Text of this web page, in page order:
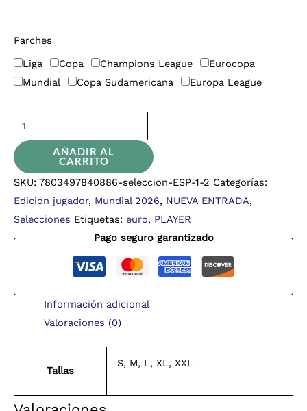
Parches
Liga
Copa Champions League
Eurocopa
Mundial
Copa Sudamericana Europa League
AÑADIR AL
CARRITO
SKU: 7803497840886-seleccion-ESP-1-2 Categorías:
Edición jugador, Mundial 2026, NUEVA ENTRADA,
Selecciones Etiquetas: euro, PLAYER
Pago seguro garantizado
Información adicional
Valoraciones (0)
Tallas
S, M, L, XL, XXL